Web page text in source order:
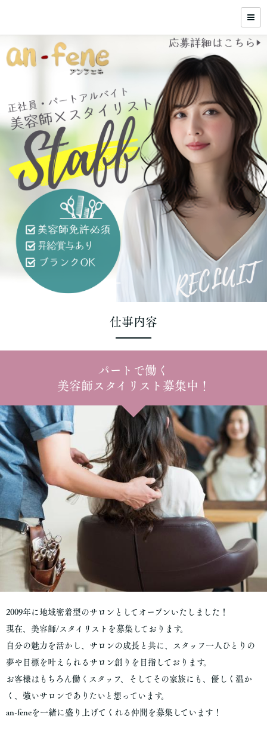
仕事内容
パートで働く
美容師スタイリスト募集中！
2009年に地域密着型のサロンとしてオープンいたしました！
現在、美容師/スタイリストを募集しております。
自分の魅力を活かし、サロンの成長と共に、スタッフ一人ひとりの
夢や目標を叶えられるサロン創りを目指しております。
お客様はもちろん働くスタッフ、そしてその家族にも、優しく温か
く、強いサロンでありたいと想っています。
an-feneを一緒に盛り上げてくれる仲間を募集しています！